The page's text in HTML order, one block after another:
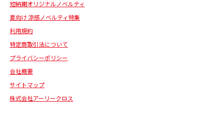
短納期オリジナルノベルティ
夏向け 涼感ノベルティ特集
利用規約
特定商取引法について
プライバシーポリシー
会社概要
サイトマップ
株式会社アーリークロス